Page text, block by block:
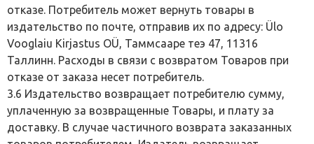
отказе. Потребитель может вернуть товары в
издательство по почте, отправив их по адресу: Ülo
Vooglaiu Kirjastus OÜ, Таммсааре теэ 47, 11316
Таллинн. Расходы в связи с возвратом Товаров при
отказе от заказа несет потребитель.
3.6 Издательство возвращает потребителю сумму,
уплаченную за возвращенные Товары, и плату за
доставку. В случае частичного возврата заказанных